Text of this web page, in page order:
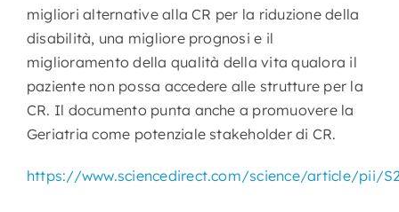
migliori alternative alla CR per la riduzione della
disabilità, una migliore prognosi e il
miglioramento della qualità della vita qualora il
paziente non possa accedere alle strutture per la
CR. Il documento punta anche a promuovere la
Geriatria come potenziale stakeholder di CR.
https://www.sciencedirect.com/science/article/pii/